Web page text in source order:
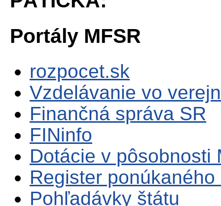
Portály MFSR
rozpocet.sk
Vzdelávanie vo
Finančná správa SR
FINinfo
Dotácie v pôsobnosti
Register
Pohľadávky štátu